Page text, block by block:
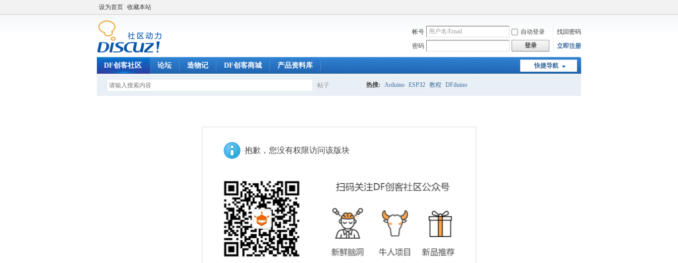
设为首页 收藏本站
帐号 自动登录
找回密码
密码
登录 立即注册
快捷导航
DF创客社区 论坛 造物记 DF创客商城 产品资料库
帖子 热搜: Arduino ESP32 教程 DFduino
抱歉，您没有权限访问该版块